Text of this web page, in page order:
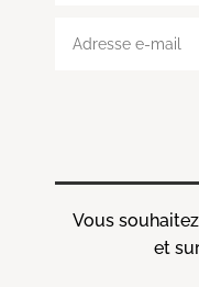
Vous
et